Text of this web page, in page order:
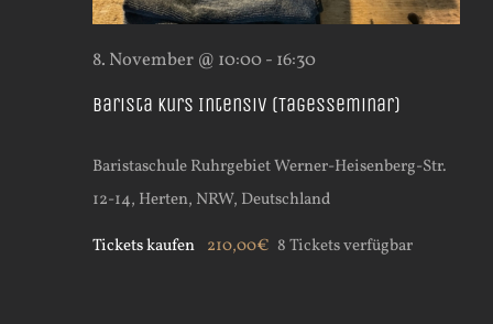
Barista Kurs Intensiv (Tagesseminar)
8. November @ 10:00- 16:30
Baristaschule RuhrgebietWerner-Heisenberg-Str.
12-14, Herten, NRW, Deutschland
Tickets kaufen 210,00€ 8 Tickets verfügbar